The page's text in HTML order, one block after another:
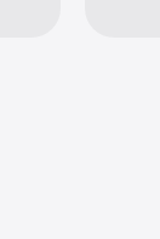
通知サポート